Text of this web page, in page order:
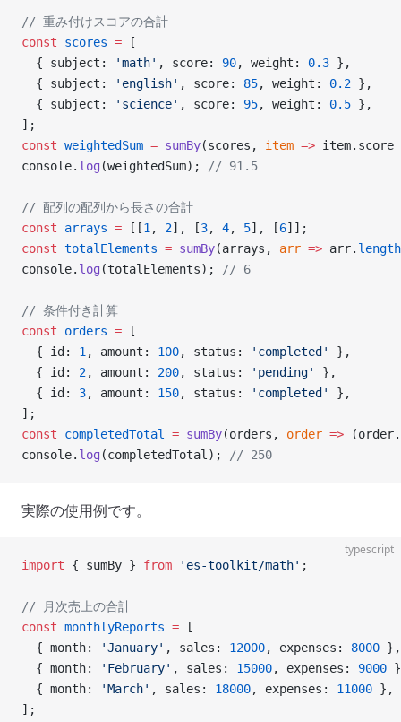
// 重み付けスコアの合計
const scores = [
  { subject:
'math' , score: 90, weight: 0.3 },
  { subject:
'english' , score: 85, weight: 0.2 },
  { subject:
'science' , score: 95, weight: 0.5 },
];
const weightedSum = sumBy(scores, item => item.score
console. log (weightedSum); // 91.5
// 配列の配列から長さの合計
const arrays = [[1 , 2], [3, 4, 5], [6]];
const totalElements = sumBy(arrays, arr => arr. length
console. log (totalElements); // 6
// 条件付き計算
const orders = [
  { id:
1 , amount: 100, status: 'completed'
},
  { id:
2, amount: 200, status: 'pending'
},
  { id:
3, amount: 150, status: 'completed'
},
];
const completedTotal = sumBy(orders, order =>
console. log (completedTotal); // 250
実際の使用例です。
typescript
import { sumBy } from 'es-toolkit/math' ;
// 月次売上の合計
const monthlyReports = [
  { month:
'January' , sales: 12000, expenses: 8000 },
  { month:
'February' , sales: 15000, expenses: 9000
  { month:
'March' , sales: 18000, expenses: 11000 },
];